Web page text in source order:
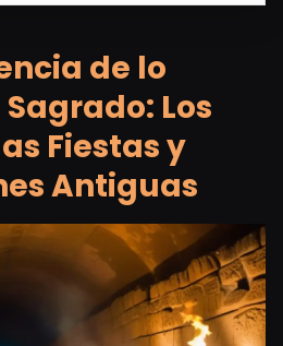
de lo
Los
Fiestas y
Antiguas